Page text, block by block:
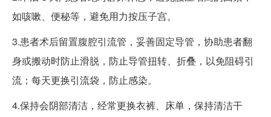
如咳嗽、便秘等，避免用力按压子宫。
3.患者术后留置腹腔引流管，妥善固定导管，协助患者翻
身或搬动时防止滑脱，防止导管扭转、折叠，以免阻碍引
流；每天更换引流袋，防止感染。
4.保持会阴部清洁，经常更换衣裤、床单，保持清洁干